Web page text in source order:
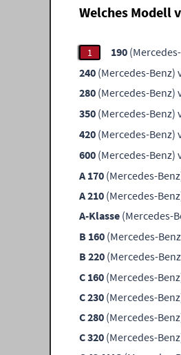
Welches Modell
1 190
240 (Mercedes-Benz)
280 (Mercedes-Benz)
350 (Mercedes-Benz)
420 (Mercedes-Benz)
600 (Mercedes-Benz)
A 170 (Mercedes-
A 210 (Mercedes-
A-Klasse (Mercedes-
B 160 (Mercedes-
B 220 (Mercedes-
C 160 (Mercedes-
C 230 (Mercedes-
C 280 (Mercedes-
C 320 (Mercedes-